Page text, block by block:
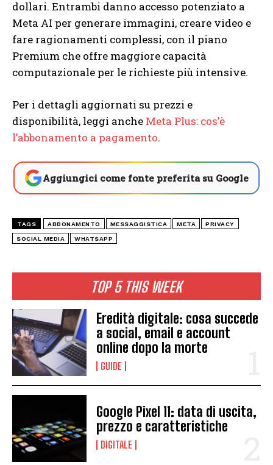
TOP 5 THIS WEEK
Eredità digitale: cosa succede
a social, email e account
online dopo la morte
GUIDE
Google Pixel 11: data di uscita,
prezzo e caratteristiche
DIGITALE
dollari. Entrambi danno accesso potenziato a
Meta AI per generare immagini, creare video e
fare ragionamenti complessi, con il piano
Premium che offre maggiore capacità
computazionale per le richieste più intensive.
Per i dettagli aggiornati su prezzi e
disponibilità, leggi anche Meta Plus: cos’è
l’abbonamento a pagamento.
Aggiungici come fonte preferita su Google
TAGS ABBONAMENTO MESSAGGISTICA META PRIVACY
SOCIAL MEDIA WHATSAPP